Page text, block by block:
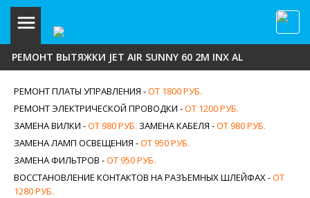
РЕМОНТ ВЫТЯЖКИ JET AIR SUNNY 60 2M INX AL
РЕМОНТ ПЛАТЫ УПРАВЛЕНИЯ -ОТ 1800 РУБ.
РЕМОНТ ЭЛЕКТРИЧЕСКОЙ ПРОВОДКИ -ОТ 1200 РУБ.
ЗАМЕНА ВИЛКИ -ОТ 980 РУБ. ЗАМЕНА КАБЕЛЯ -ОТ 980 РУБ.
ЗАМЕНА ЛАМП ОСВЕЩЕНИЯ -ОТ 950 РУБ.
ЗАМЕНА ФИЛЬТРОВ -ОТ 950 РУБ.
ВОССТАНОВЛЕНИЕ КОНТАКТОВ НА РАЗЪЕМНЫХ ШЛЕЙФАХ -ОТ
1280 РУБ.